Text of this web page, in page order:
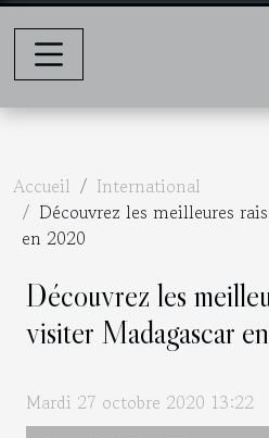
Accueil
International
Découvrez les meilleures
en 2020
Découvrez les
visiter Madagascar
Mardi 27 octobre 2020 13:22